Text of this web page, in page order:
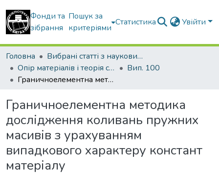
Фонди та
зібрання
Пошук за
критеріями
Статистика Увійти
Головна
Вибрані статті з наукових збірників КНУБА
Опір матеріалів і теорія споруд
Вип. 100
Граничноелементна методика дослідження коливань пружних масивів з урахуванням випадкового характеру констант матеріалу
Граничноелементна методика
дослідження коливань пружних
масивів з урахуванням
випадкового характеру констант
матеріалу